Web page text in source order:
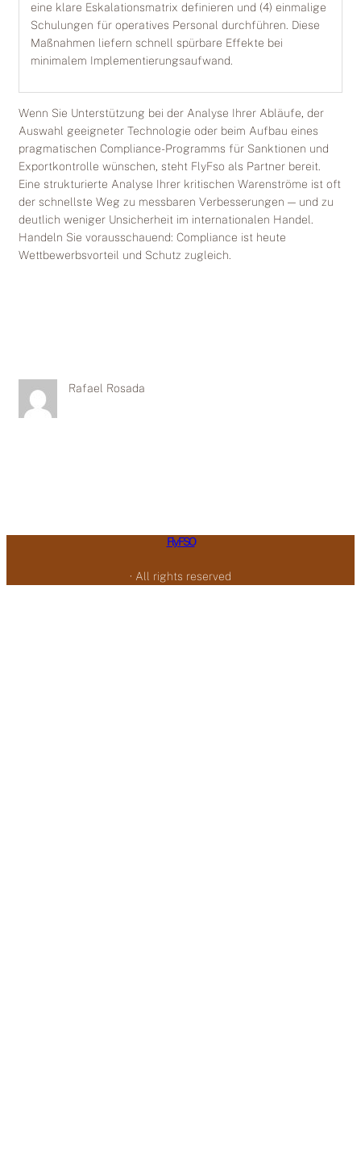
eine klare Eskalationsmatrix definieren und (4) einmalige
Schulungen für operatives Personal durchführen. Diese
Maßnahmen liefern schnell spürbare Effekte bei
minimalem Implementierungsaufwand.
Wenn Sie Unterstützung bei der Analyse Ihrer Abläufe, der
Auswahl geeigneter Technologie oder beim Aufbau eines
pragmatischen Compliance-Programms für Sanktionen und
Exportkontrolle wünschen, steht FlyFso als Partner bereit.
Eine strukturierte Analyse Ihrer kritischen Warenströme ist oft
der schnellste Weg zu messbaren Verbesserungen — und zu
deutlich weniger Unsicherheit im internationalen Handel.
Handeln Sie vorausschauend: Compliance ist heute
Wettbewerbsvorteil und Schutz zugleich.
Rafael Rosada
Fly FSO
· All rights reserved